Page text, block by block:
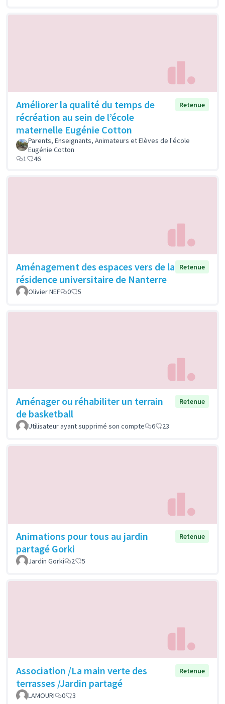
Améliorer la qualité du temps de
récréation au sein de l’école
maternelle Eugénie Cotton
Retenue
Parents, Enseignants, Animateurs et Elèves de l'école
Eugénie Cotton
1
46
Aménagement des espaces vers de la
résidence universitaire de Nanterre
Retenue
Olivier NEF 0 5
Aménager ou réhabiliter un terrain
de basketball
Retenue
Utilisateur ayant supprimé son compte 6 23
Animations pour tous au jardin
partagé Gorki
Retenue
Jardin Gorki 2 5
Association /La main verte des
terrasses /Jardin partagé
Retenue
LAMOURI 0 3